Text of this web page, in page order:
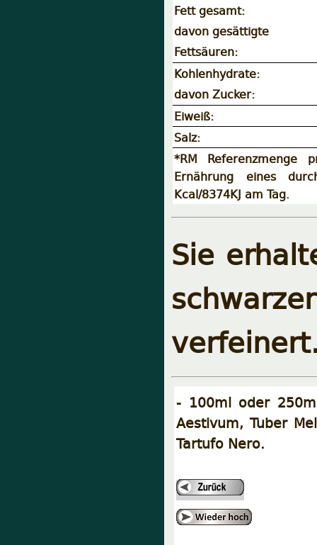
Fett gesamt:
davon gesättigte
Fettsäuren:
Kohlenhydrate:
davon Zucker:
Eiweiß:
Salz:
*RM
Ernährung eines
Kcal/8374KJ am Tag.
Sie
- 100ml oder
Aestivum, Tuber
Tartufo Nero.